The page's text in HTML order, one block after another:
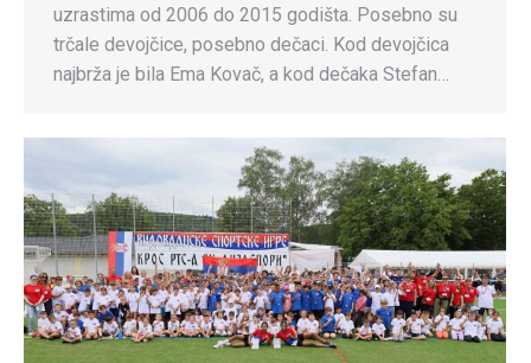
uzrastima od 2006 do 2015 godišta. Posebno su
trčale devojčice, posebno dečaci. Kod devojčica
najbrža je bila Ema Kovač, a kod dečaka Stefan…